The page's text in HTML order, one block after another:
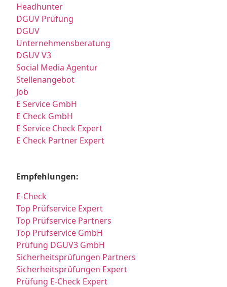
Headhunter
DGUV Prüfung
DGUV
Unternehmensberatung
DGUV V3
Social Media Agentur
Stellenangebot
Job
E Service GmbH
E Check GmbH
E Service Check Expert
E Check Partner Expert
Empfehlungen:
E-Check
Top Prüfservice Expert
Top Prüfservice Partners
Top Prüfservice GmbH
Prüfung DGUV3 GmbH
Sicherheitsprüfungen Partners
Sicherheitsprüfungen Expert
Prüfung E-Check Expert